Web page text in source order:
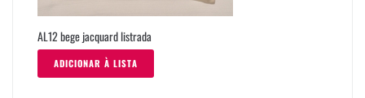
AL12 bege jacquard listrada
ADICIONAR À LISTA